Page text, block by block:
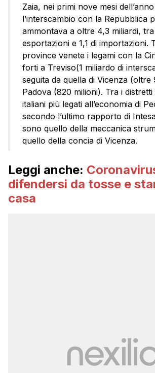
Zaia, nei primi nove mesi
l’interscambio con la Repubblica
ammontava a oltre 4,3 miliardi,
esportazioni e 1,1 di importazioni.
province venete i legami con la
forti a Treviso(1 miliardo di
seguita da quella di Vicenza (oltre
Padova (820 milioni). Tra i distretti
italiani più legati all’economia di
secondo l’ultimo rapporto di
sono quello della meccanica
quello della concia di Vicenza.
Leggi anche:
difendersi da tosse e
casa